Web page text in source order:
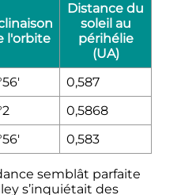
l'orbite
Distance du
soleil au
périhélie
(UA)
0,587
0,5868
0,583
semblât parfaite
s’inquiétait des